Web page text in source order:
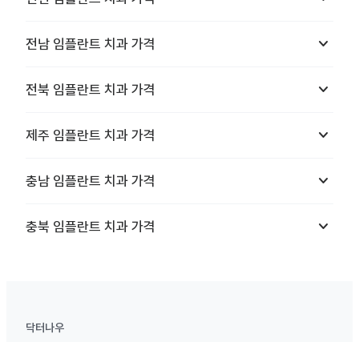
전남 임플란트 치과 가격 keyboard_arrow_down
전북 임플란트 치과 가격 keyboard_arrow_down
제주 임플란트 치과 가격 keyboard_arrow_down
충남 임플란트 치과 가격 keyboard_arrow_down
충북 임플란트 치과 가격 keyboard_arrow_down
닥터나우